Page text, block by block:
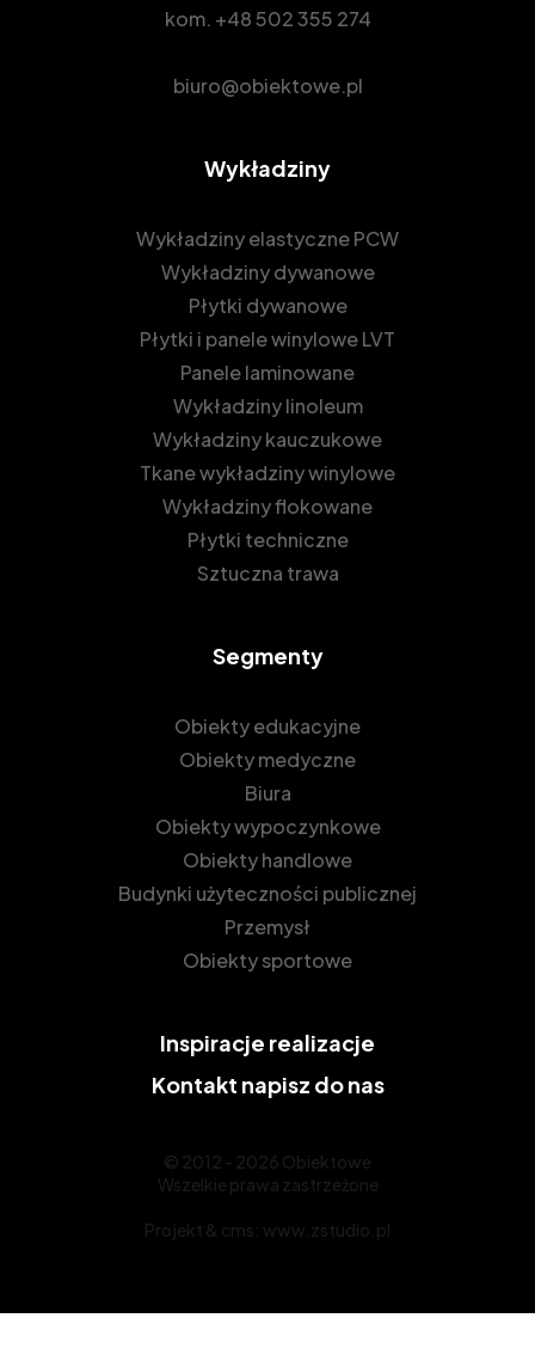
kom. +48 502 355 274
biuro@obiektowe.pl
Wykładziny
Wykładziny elastyczne PCW
Wykładziny dywanowe
Płytki dywanowe
Płytki i panele winylowe LVT
Panele laminowane
Wykładziny linoleum
Wykładziny kauczukowe
Tkane wykładziny winylowe
Wykładziny flokowane
Płytki techniczne
Sztuczna trawa
Segmenty
Obiekty edukacyjne
Obiekty medyczne
Biura
Obiekty wypoczynkowe
Obiekty handlowe
Budynki użyteczności publicznej
Przemysł
Obiekty sportowe
Inspiracje realizacje
Kontakt napisz do nas
© 2012 - 2026 Obiektowe
Wszelkie prawa zastrzeżone
Projekt & cms: www.zstudio.pl